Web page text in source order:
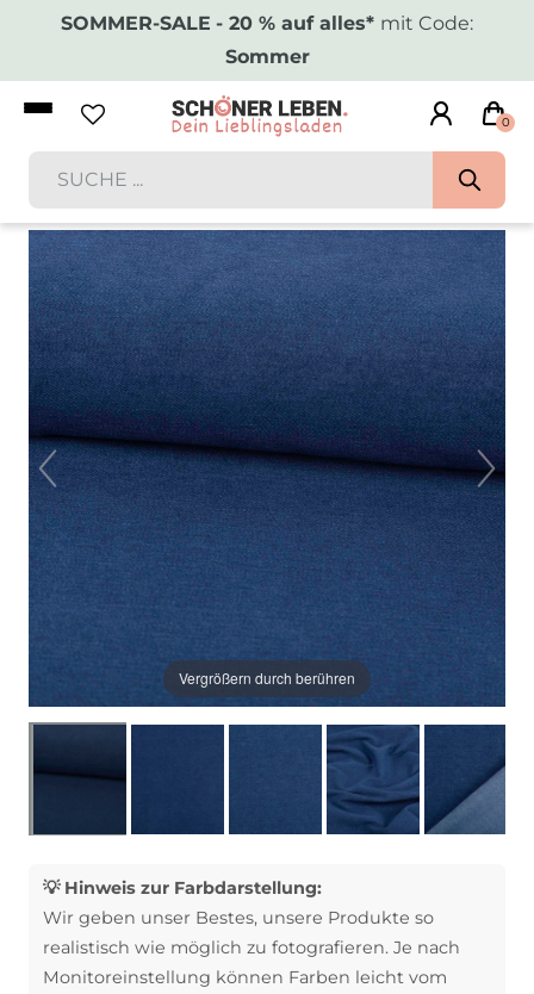
SOMMER-SALE - 20 % auf alles* mit Code:
Sommer
0
Vergrößern durch berühren
💡 Hinweis zur Farbdarstellung:
Wir geben unser Bestes, unsere Produkte so
realistisch wie möglich zu fotografieren. Je nach
Monitoreinstellung können Farben leicht vom